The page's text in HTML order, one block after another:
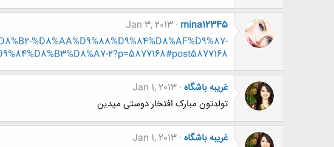
mina12345
Jan 3, 2013
%D8%AA%D9%88%D9%84%D8%AF%D9%87-
2?p=5877168#post5877168
غریبه باشگاه Jan 1, 2013
تولدتون مبارک افتخار دوستی میدین
غریبه باشگاه Jan 1, 2013